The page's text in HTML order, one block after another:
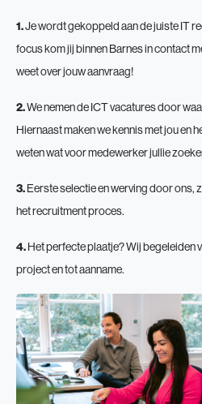
1.Je wordt gekoppeld aan de juiste IT
focus kom jij binnen Barnes in contact
weet over jouw aanvraag!
2.We nemen de ICT vacatures door
Hiernaast maken we kennis met jou en
weten wat voor medewerker jullie
3.Eerste selectie en werving door ons,
het recruitment proces.
4.Het perfecte plaatje? Wij begeleiden
project en tot aanname.